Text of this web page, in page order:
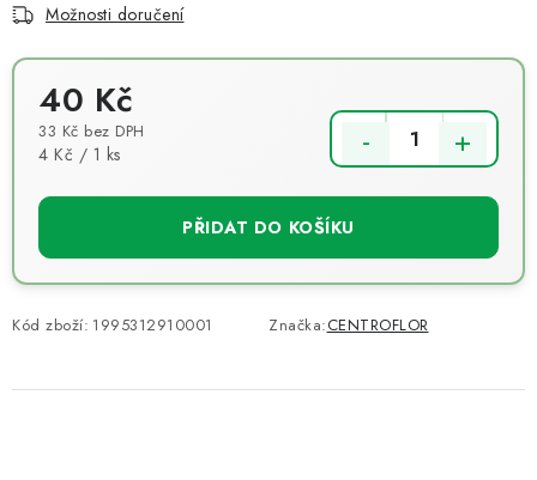
Možnosti doručení
40 Kč
33 Kč bez DPH
Měrná cena:
4 Kč / 1 ks
PŘIDAT DO KOŠÍKU
Kód zboží: 1995312910001 Značka:CENTROFLOR